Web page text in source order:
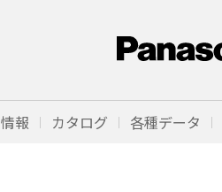
報 カタログ 各種データ